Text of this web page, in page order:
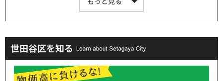
世田谷区を知る